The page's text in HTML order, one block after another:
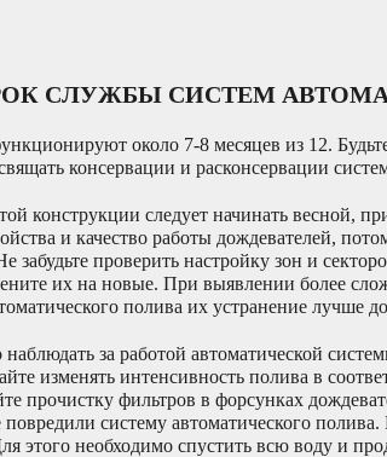
СЛУЖБЫ СИСТЕМ
около 7-8 месяцев из 12.
консервации и расконсервации
конструкции следует начинать весной,
и качество работы дождевателей,
забудьте проверить настройку зон и
их на новые. При выявлении более
полива их устранение лучше
за работой автоматической
изменять интенсивность полива в
прочистку фильтров в форсунках
систему автоматического
этого необходимо спустить всю воду и